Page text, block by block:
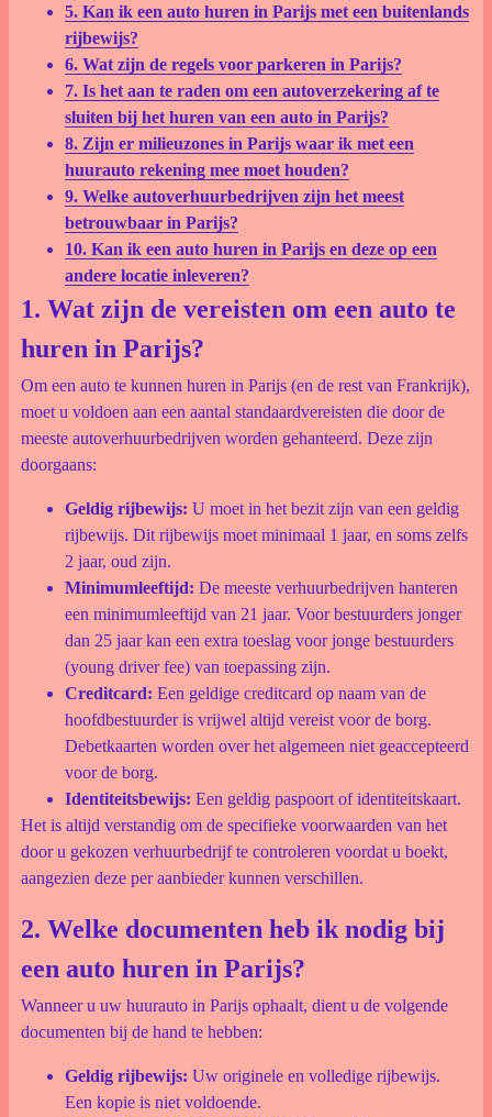
5. Kan ik een auto huren in Parijs met een buitenlands
rijbewijs?
6. Wat zijn de regels voor parkeren in Parijs?
7. Is het aan te raden om een autoverzekering af te
sluiten bij het huren van een auto in Parijs?
8. Zijn er milieuzones in Parijs waar ik met een
huurauto rekening mee moet houden?
9. Welke autoverhuurbedrijven zijn het meest
betrouwbaar in Parijs?
10. Kan ik een auto huren in Parijs en deze op een
andere locatie inleveren?
1. Wat zijn de vereisten om een auto te
huren in Parijs?
Om een auto te kunnen huren in Parijs (en de rest van Frankrijk),
moet u voldoen aan een aantal standaardvereisten die door de
meeste autoverhuurbedrijven worden gehanteerd. Deze zijn
doorgaans:
Geldig rijbewijs: U moet in het bezit zijn van een geldig
rijbewijs. Dit rijbewijs moet minimaal 1 jaar, en soms zelfs
2 jaar, oud zijn.
Minimumleeftijd: De meeste verhuurbedrijven hanteren
een minimumleeftijd van 21 jaar. Voor bestuurders jonger
dan 25 jaar kan een extra toeslag voor jonge bestuurders
(young driver fee) van toepassing zijn.
Creditcard: Een geldige creditcard op naam van de
hoofdbestuurder is vrijwel altijd vereist voor de borg.
Debetkaarten worden over het algemeen niet geaccepteerd
voor de borg.
Identiteitsbewijs: Een geldig paspoort of identiteitskaart.
Het is altijd verstandig om de specifieke voorwaarden van het
door u gekozen verhuurbedrijf te controleren voordat u boekt,
aangezien deze per aanbieder kunnen verschillen.
2. Welke documenten heb ik nodig bij
een auto huren in Parijs?
Wanneer u uw huurauto in Parijs ophaalt, dient u de volgende
documenten bij de hand te hebben:
Geldig rijbewijs: Uw originele en volledige rijbewijs.
Een kopie is niet voldoende.